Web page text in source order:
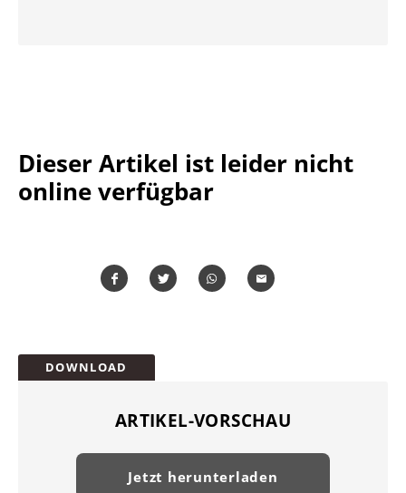
Dieser Artikel ist leider nicht
online verfügbar
Überschrift
DOWNLOAD
ARTIKEL-VORSCHAU
Jetzt herunterladen